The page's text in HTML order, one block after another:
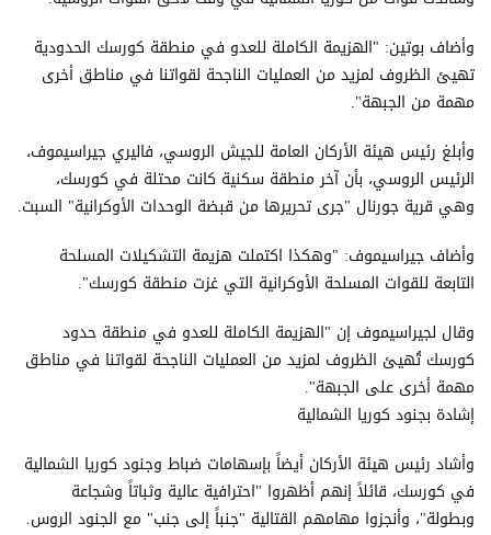
وأضاف بوتين: "الهزيمة الكاملة للعدو في منطقة كورسك الحدودية
تهيئ الظروف لمزيد من العمليات الناجحة لقواتنا في مناطق أخرى
مهمة من الجبهة".
وأبلغ رئيس هيئة الأركان العامة للجيش الروسي، فاليري جيراسيموف،
الرئيس الروسي، بأن آخر منطقة سكنية كانت محتلة في كورسك،
وهي قرية جورنال "جرى تحريرها من قبضة الوحدات الأوكرانية" السبت.
وأضاف جيراسيموف: "وهكذا اكتملت هزيمة التشكيلات المسلحة
التابعة للقوات المسلحة الأوكرانية التي غزت منطقة كورسك".
وقال لجيراسيموف إن "الهزيمة الكاملة للعدو في منطقة حدود
كورسك تُهيئ الظروف لمزيد من العمليات الناجحة لقواتنا في مناطق
مهمة أخرى على الجبهة".
إشادة بجنود كوريا الشمالية
وأشاد رئيس هيئة الأركان أيضاً بإسهامات ضباط وجنود كوريا الشمالية
في كورسك، قائلاً إنهم أظهروا "احترافية عالية وثباتاً وشجاعة
وبطولة"، وأنجزوا مهامهم القتالية "جنباً إلى جنب" مع الجنود الروس.